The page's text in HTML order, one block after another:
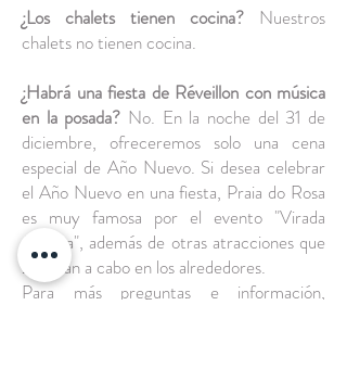
¿Los chalets tienen cocina? Nuestros
chalets no tienen cocina.
¿Habrá una fiesta de Réveillon con música
en la posada? No. En la noche del 31 de
diciembre, ofreceremos solo una cena
especial de Año Nuevo. Si desea celebrar
el Año Nuevo en una fiesta, Praia do Rosa
es muy famosa por el evento "Virada
Mágica", además de otras atracciones que
se llevan a cabo en los alrededores.
Para más preguntas e información,